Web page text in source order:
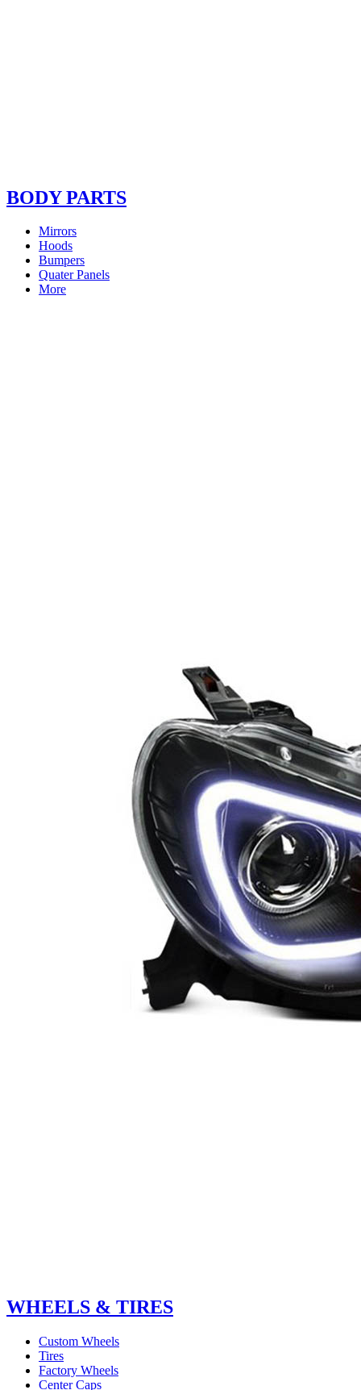
BODY PARTS
Mirrors
Hoods
Bumpers
Quater Panels
More
WHEELS & TIRES
Custom Wheels
Tires
Factory Wheels
Center Caps